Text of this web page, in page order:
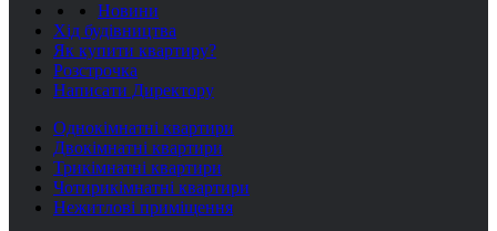
Новини
Хід будівництва
Як купити квартиру?
Розстрочка
Написати Директору
Однокімнатні квартири
Двокімнатні квартири
Трикімнатні квартири
Чотирикімнатні квартири
Нежитлові приміщення